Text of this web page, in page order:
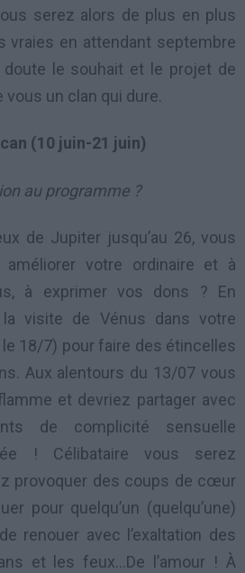
serez alors de plus en plus
vraies en attendant septembre
le souhait et le projet de
un clan qui dure.
(10 juin-21 juin)
au programme ?
de Jupiter jusqu’au 26, vous
améliorer votre ordinaire et à
à exprimer vos dons ? En
visite de Vénus dans votre
18/7) pour faire des étincelles
Aux alentours du 13/07 vous
et devriez partager avec
de complicité sensuelle
! Célibataire vous serez
provoquer des coups de cœur
pour quelqu’un (quelqu’une)
renouer avec l’exaltation des
et les feux…De l’amour ! À